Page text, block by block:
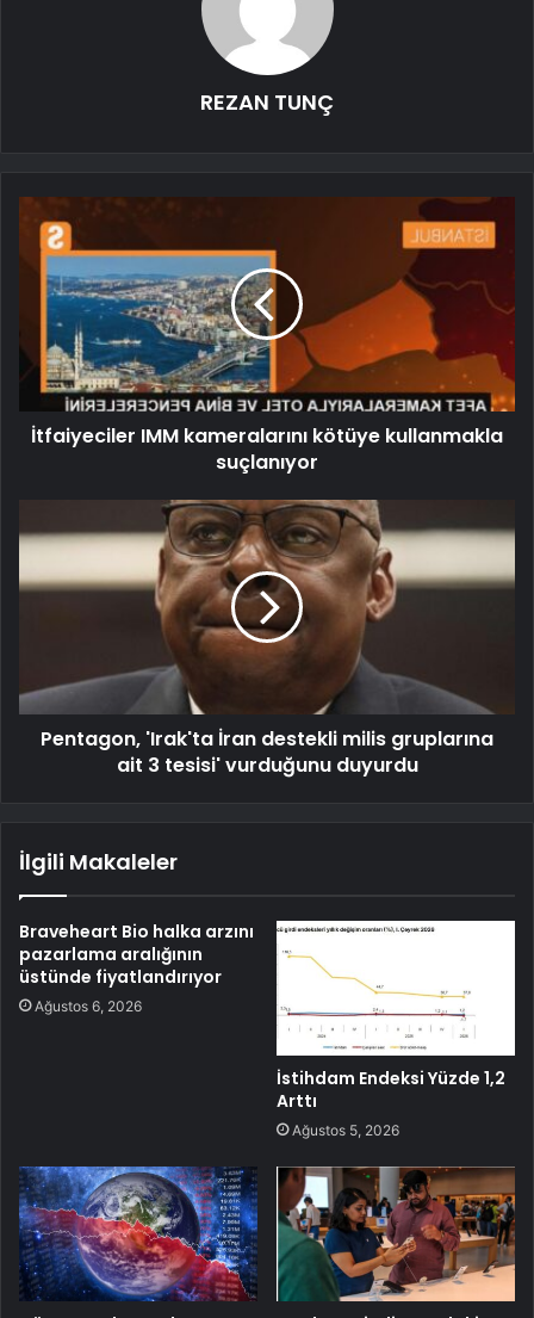
REZAN TUNÇ
İtfaiyeciler IMM kameralarını kötüye kullanmakla
suçlanıyor
Pentagon, 'Irak'ta İran destekli milis gruplarına
ait 3 tesisi' vurduğunu duyurdu
İlgili Makaleler
Braveheart Bio halka arzını
pazarlama aralığının
üstünde fiyatlandırıyor
Ağustos 6, 2026
İstihdam Endeksi Yüzde 1,2
Arttı
Ağustos 5, 2026